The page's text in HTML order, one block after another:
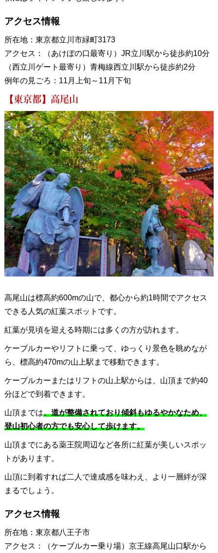
アクセス情報
所在地：東京都立川市緑町3173
アクセス：（あけぼの口最寄り）JR立川駅から徒歩約10分
（西立川ゲート最寄り）青梅線西立川駅から徒歩約2分
例年の見ごろ：11月上旬～11月下旬
【東京都】高尾山
高尾山は標高約600mの山で、都心から約1時間でアクセス
できる人気の紅葉スポットです。
紅葉が見頃を迎える時期には多くの方が訪れます。
ケーブルカーやリフトに乗って、ゆっくり景色を眺めなが
ら、標高約470mの山上駅まで移動できます。
ケーブルカーまたはリフトの山上駅からは、山頂まで約40
分ほどで到着できます。
山頂までは、道が整備されており傾斜もゆるやかなため、
登山初心者の方でも安心して歩けます。
山頂までにある薬王院周辺など各所に紅葉が美しいスポッ
トがあります。
山頂に到着すれば二人で達成感を味わえ、より一層絆が深
まるでしょう。
アクセス情報
所在地：東京都八王子市
アクセス：（ケーブルカー乗り場）京王線高尾山口駅から